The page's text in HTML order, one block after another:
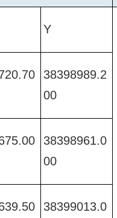
Y
38398989.2
00
38398961.0
00
38399013.0